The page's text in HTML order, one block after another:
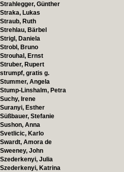
Strahlegger, Günther
Straka, Lukas
Straub, Ruth
Strehlau, Bärbel
Strigl, Daniela
Strobl, Bruno
Strouhal, Ernst
Struber, Rupert
strumpf, gratis g.
Stummer, Angela
Stump-Linshalm, Petra
Suchy, Irene
Suranyi, Esther
Süßbauer, Stefanie
Sushon, Anna
Svetlicic, Karlo
Swardt, Amora de
Sweeney, John
Szederkenyi, Julia
Szederkenyi, Katrina